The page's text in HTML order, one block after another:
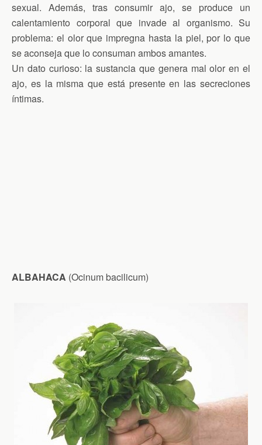
sexual. Además, tras consumir ajo, se produce un
calentamiento corporal que invade al organismo. Su
problema: el olor que impregna hasta la piel, por lo que
se aconseja que lo consuman ambos amantes.
Un dato curioso: la sustancia que genera mal olor en el
ajo, es la misma que está presente en las secreciones
íntimas.
ALBAHACA (Ocinum bacilicum)